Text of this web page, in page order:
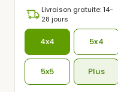
Livraison gratuite: 14-
28 jours
4x4 5x4
5x5 Plus